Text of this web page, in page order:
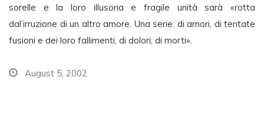
sorelle e la loro illusoria e fragile unità sarà «rotta
dal’irruzione di un altro amore. Una serie: di amori, di tentate
fusioni e dei loro fallimenti, di dolori, di morti».
August 5, 2002